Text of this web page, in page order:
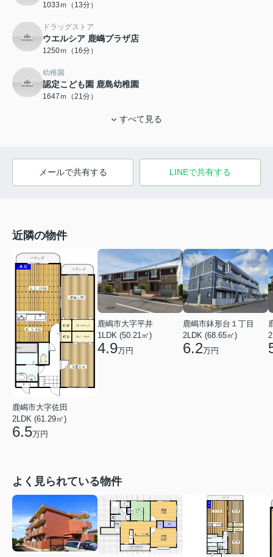
1033ｍ（13分）
ドラッグストア
ウエルシア 鹿嶋プラザ店
1250ｍ（16分）
幼稚園
認定こども園 鹿島幼稚園
1647ｍ（21分）
すべて見る
メールで共有する LINEで共有する
近隣の物件
鹿嶋市大字佐田
2LDK (61.29㎡)
6.5万円
鹿嶋市大字平井
1LDK (50.21㎡)
4.9万円
鹿嶋市鉢形台１丁目
2LDK (68.65㎡)
6.2万円
よく見られている物件